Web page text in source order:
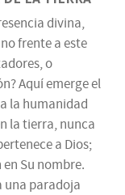
divina,
frente a este
o
Aquí emerge el
la humanidad
la tierra, nunca
a Dios;
Su nombre.
una paradoja